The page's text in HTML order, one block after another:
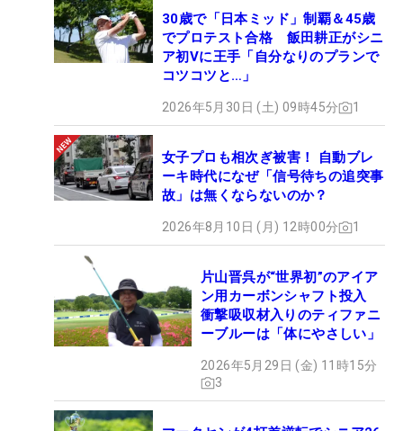
30歳で「日本ミッド」制覇＆45歳
でプロテスト合格 飯田耕正がシニ
ア初Vに王手「自分なりのプランで
コツコツと…」
2026年5月30日 (土) 09時45分 1
女子プロも相次ぎ被害！ 自動ブレ
ーキ時代になぜ「信号待ちの追突事
故」は無くならないのか？
2026年8月10日 (月) 12時00分 1
片山晋呉が“世界初”のアイア
ン用カーボンシャフト投入
衝撃吸収材入りのティファニ
ーブルーは「体にやさしい」
2026年5月29日 (金) 11時15分
3